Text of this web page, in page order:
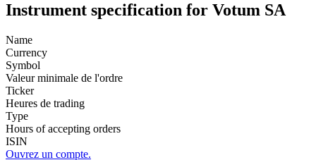
Instrument specification for Votum SA
Name
Currency
Symbol
Valeur minimale de l'ordre
Ticker
Heures de trading
Type
Hours of accepting orders
ISIN
Ouvrez un compte.